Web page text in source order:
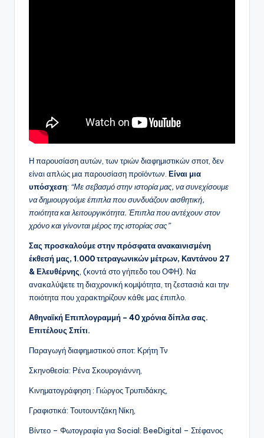
Η παρουσίαση αυτών, των τριών διαφημιστικών σποτ, δεν
είναι απλώς μια παρουσίαση προϊόντων. Είναι μια
υπόσχεση: “Με σεβασμό στην ιστορία μας, να συνεχίσουμε
να δημιουργούμε έπιπλα που συνδυάζουν αισθητική,
ποιότητα και λειτουργικότητα. Έπιπλα που αντέχουν στον
χρόνο και γίνονται μέρος της ιστορίας σας”
Σας προσκαλούμε στην πρόσφατα ανακαινισμένη
έκθεσή μας, 1.000 τετραγωνικών μέτρων, Καντάνου 27
& Ελευθέρνης, (κοντά στο γήπεδο του ΟΦΗ). Να
ανακαλύψετε τη διαχρονική κομψότητα, τη ζεστασιά και την
ποιότητα που χαρακτηρίζουν κάθε μας έπιπλο.
Αθηναϊκή Επιπλογραμμή – 40 χρόνια δίπλα σας.
Επιτέλους Σπίτι.
Παραγωγή διαφημιστικού σποτ: Κρήτη Τν
Σκηνοθεσία: Ρένα Σκουρογιάννη,
Κινηματογράφηση : Γιώργος Τρυπιδάκης,
Γραφιστικά: Τουτουντζάκη Νίκη,
Βίντεο – Φωτογραφία για Social: BeeDigital – Στέφανος